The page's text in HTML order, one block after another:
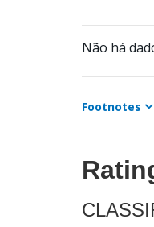
Não há
Footnotes